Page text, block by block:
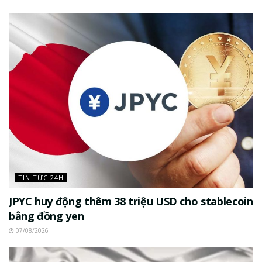
TIN TỨC 24H
JPYC huy động thêm 38 triệu USD cho stablecoin
bằng đồng yen
07/08/2026